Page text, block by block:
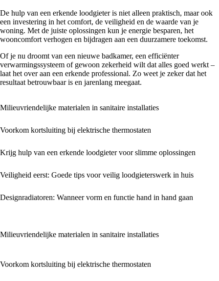
De hulp van een erkende loodgieter is niet alleen praktisch, maar ook
een investering in het comfort, de veiligheid en de waarde van je
woning. Met de juiste oplossingen kun je energie besparen, het
wooncomfort verhogen en bijdragen aan een duurzamere toekomst.
Of je nu droomt van een nieuwe badkamer, een efficiënter
verwarmingssysteem of gewoon zekerheid wilt dat alles goed werkt –
laat het over aan een erkende professional. Zo weet je zeker dat het
resultaat betrouwbaar is en jarenlang meegaat.
Milieuvriendelijke materialen in sanitaire installaties
Voorkom kortsluiting bij elektrische thermostaten
Krijg hulp van een erkende loodgieter voor slimme oplossingen
Veiligheid eerst: Goede tips voor veilig loodgieterswerk in huis
Designradiatoren: Wanneer vorm en functie hand in hand gaan
Milieuvriendelijke materialen in sanitaire installaties
Voorkom kortsluiting bij elektrische thermostaten